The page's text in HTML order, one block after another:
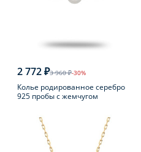
2 772 ₽3 960 ₽-30%
Колье родированное серебро
925 пробы с жемчугом